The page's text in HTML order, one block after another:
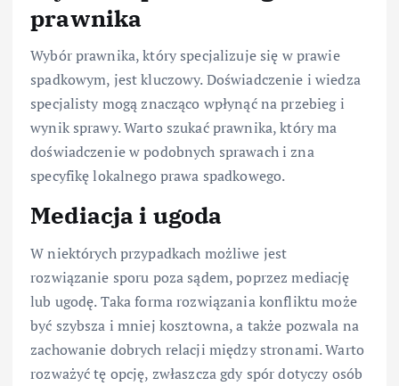
prawnika
Wybór prawnika, który specjalizuje się w prawie
spadkowym, jest kluczowy. Doświadczenie i wiedza
specjalisty mogą znacząco wpłynąć na przebieg i
wynik sprawy. Warto szukać prawnika, który ma
doświadczenie w podobnych sprawach i zna
specyfikę lokalnego prawa spadkowego.
Mediacja i ugoda
W niektórych przypadkach możliwe jest
rozwiązanie sporu poza sądem, poprzez mediację
lub ugodę. Taka forma rozwiązania konfliktu może
być szybsza i mniej kosztowna, a także pozwala na
zachowanie dobrych relacji między stronami. Warto
rozważyć tę opcję, zwłaszcza gdy spór dotyczy osób